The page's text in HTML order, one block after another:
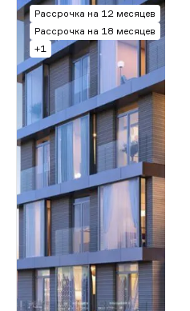
Рассрочка на 12 месяцев
Рассрочка на 18 месяцев
+1